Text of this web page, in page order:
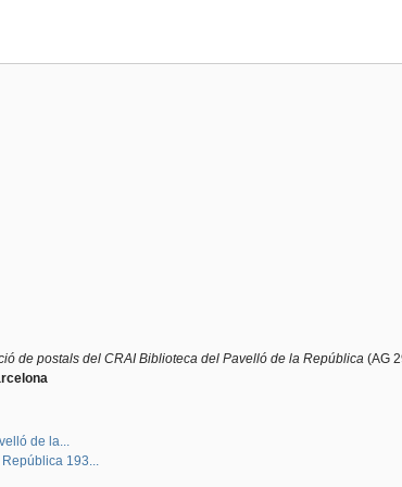
de postals del CRAI Biblioteca del Pavelló de la República(AG
de la...
193...